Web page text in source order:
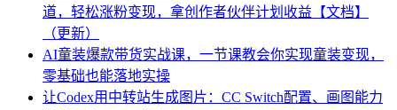
道，轻松涨粉变现，拿创作者伙伴计划收益【文档】
（更新）
AI童装爆款带货实战课，一节课教会你实现童装变现，
零基础也能落地实操
让Codex用中转站生成图片：CC Switch配置、画图能力